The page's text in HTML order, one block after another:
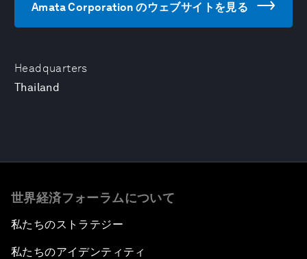
Headquarters
Thailand
Amata Corporation のウェブサイトを見る
世界経済フォーラムについて
私たちのストラテジー
私たちのアイデンティティ